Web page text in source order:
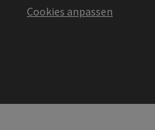
Cookies anpassen